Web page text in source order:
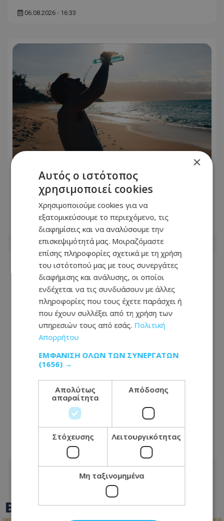
06.08.2026 - 16:33
Συνεχίζονται οι ζέστες: Εκδόθηκε νέα
κίτρινη προειδοποίηση - Πότε τίθεται
σε ισχύ
06.08.2026 - 16:07
«Όλοι θα κριθούμε από το
αποτέλεσμα» – Η απάντηση του
Υπουργείου Δικαιοσύνης στις
καταγγελίες για τις Φυλακές
06.08.2026 - 14:40
BEST OFTOTHEMAONLINE
×
Αυτός ο ιστότοπος
χρησιμοποιεί cookies
Χρησιμοποιούμε cookies για να
εξατομικεύσουμε το περιεχόμενο, τις
διαφημίσεις και να αναλύσουμε την
επισκεψιμότητά μας. Μοιραζόμαστε
επίσης πληροφορίες σχετικά με τη χρήση
του ιστότοπού μας με τους συνεργάτες
διαφήμισης και ανάλυσης, οι οποίοι
ενδέχεται να τις συνδυάσουν με άλλες
πληροφορίες που τους έχετε παράσχει ή
που έχουν συλλέξει από τη χρήση των
υπηρεσιών τους από εσάς. Πολιτική
Απορρήτου
ΕΜΦΆΝΙΣΗ ΌΛΩΝ ΤΩΝ ΣΥΝΕΡΓΑΤΏΝ
(1656) →
Απολύτως
απαραίτητα
Απόδοσης
Στόχευσης Λειτουργικότητας
Μη ταξινομημένα